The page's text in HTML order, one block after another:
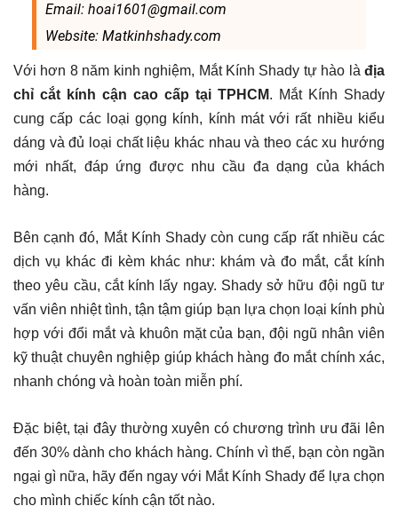
Email: hoai1601@gmail.com
Website: Matkinhshady.com
Với hơn 8 năm kinh nghiệm, Mắt Kính Shady tự hào là địa
chỉ cắt kính cận cao cấp tại TPHCM. Mắt Kính Shady
cung cấp các loại gọng kính, kính mát với rất nhiều kiểu
dáng và đủ loại chất liệu khác nhau và theo các xu hướng
mới nhất, đáp ứng được nhu cầu đa dạng của khách
hàng.
Bên cạnh đó, Mắt Kính Shady còn cung cấp rất nhiều các
dịch vụ khác đi kèm khác như: khám và đo mắt, cắt kính
theo yêu cầu, cắt kính lấy ngay. Shady sở hữu đội ngũ tư
vấn viên nhiệt tình, tận tậm giúp bạn lựa chọn loại kính phù
hợp với đổi mắt và khuôn mặt của bạn, đội ngũ nhân viên
kỹ thuật chuyên nghiệp giúp khách hàng đo mắt chính xác,
nhanh chóng và hoàn toàn miễn phí.
Đặc biệt, tại đây thường xuyên có chương trình ưu đãi lên
đến 30% dành cho khách hàng. Chính vì thế, bạn còn ngần
ngại gì nữa, hãy đến ngay với Mắt Kính Shady để lựa chọn
cho mình chiếc kính cận tốt nào.